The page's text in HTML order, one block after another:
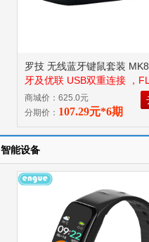
罗技 无线蓝牙键鼠套装
牙及优联 USB双重连接 ，
术
商城价：625.0元
分期价： 107.29元*6期
智能设备